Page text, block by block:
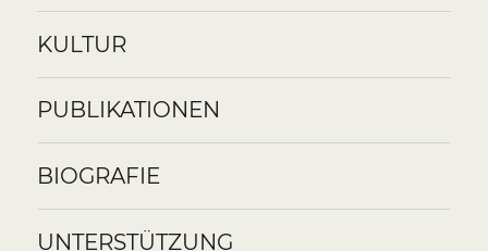
KULTUR
PUBLIKATIONEN
BIOGRAFIE
UNTERSTÜTZUNG